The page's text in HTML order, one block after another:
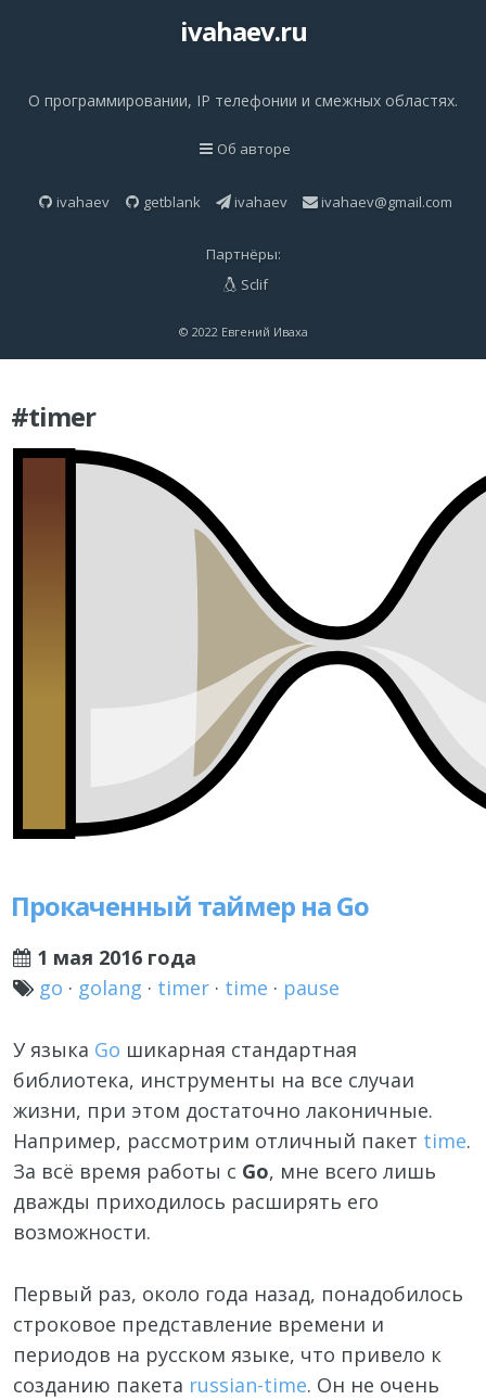
ivahaev.ru
О программировании, IP телефонии и смежных областях.
Об авторе
ivahaev getblank ivahaev ivahaev@gmail.com
Партнёры:
Sclif
© 2022 Евгений Иваха
#timer
Прокаченный таймер на Go
1 мая 2016 года
go · golang · timer · time · pause
У языка Go шикарная стандартная
библиотека, инструменты на все случаи
жизни, при этом достаточно лаконичные.
Например, рассмотрим отличный пакет time.
За всё время работы с Go, мне всего лишь
дважды приходилось расширять его
возможности.
Первый раз, около года назад, понадобилось
строковое представление времени и
периодов на русском языке, что привело к
созданию пакета russian-time. Он не очень